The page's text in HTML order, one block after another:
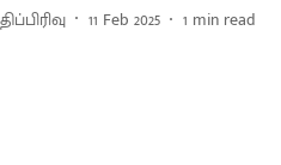
11 Feb 2025 1 min read